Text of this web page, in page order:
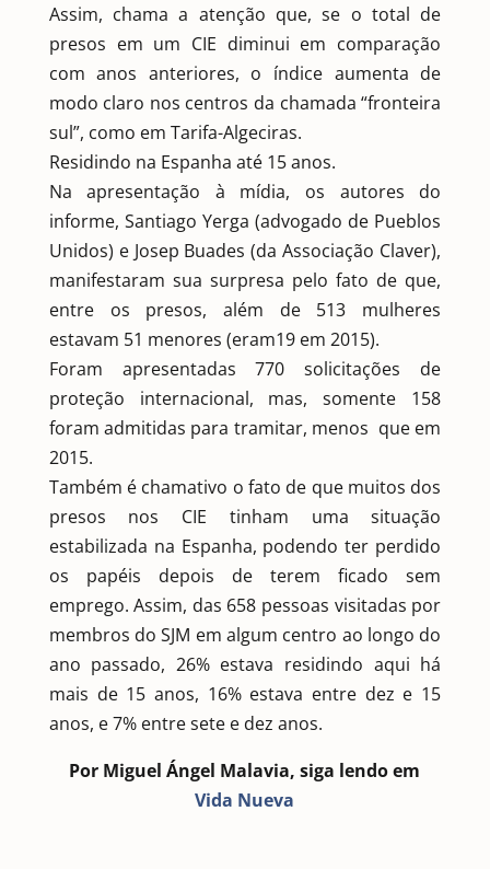
Assim, chama a atenção que, se o total de
presos em um CIE diminui em comparação
com anos anteriores, o índice aumenta de
modo claro nos centros da chamada “fronteira
sul”, como em Tarifa-Algeciras.
Residindo na Espanha até 15 anos.
Na apresentação à mídia, os autores do
informe, Santiago Yerga (advogado de Pueblos
Unidos) e Josep Buades (da Associação Claver),
manifestaram sua surpresa pelo fato de que,
entre os presos, além de 513 mulheres
estavam 51 menores (eram19 em 2015).
Foram apresentadas 770 solicitações de
proteção internacional, mas, somente 158
foram admitidas para tramitar, menos que em
2015.
Também é chamativo o fato de que muitos dos
presos nos CIE tinham uma situação
estabilizada na Espanha, podendo ter perdido
os papéis depois de terem ficado sem
emprego. Assim, das 658 pessoas visitadas por
membros do SJM em algum centro ao longo do
ano passado, 26% estava residindo aqui há
mais de 15 anos, 16% estava entre dez e 15
anos, e 7% entre sete e dez anos.
Por Miguel Ángel Malavia, siga lendo em
Vida Nueva